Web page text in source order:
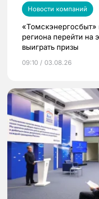
Новости компаний
«Томскэнергосбыт»
региона перейти на
выиграть призы
09:10 / 03.08.26